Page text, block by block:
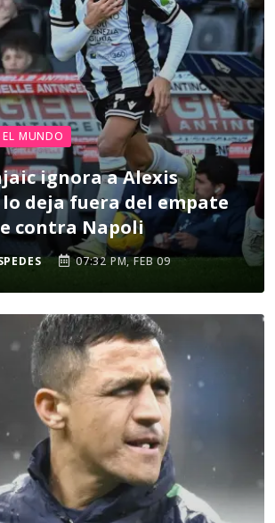
MUNDO
ignora a Alexis
lo deja fuera del empate
contra Napoli
07:32 PM, FEB 09